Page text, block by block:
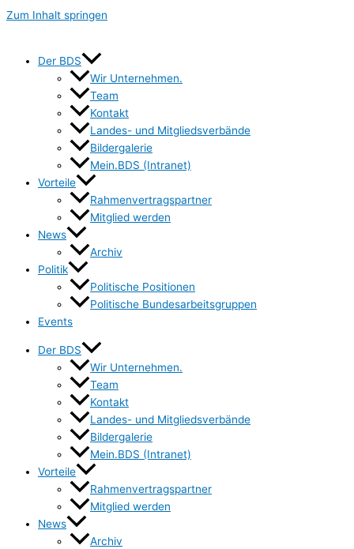
Zum Inhalt springen
Der BDS
Wir Unternehmen.
Team
Kontakt
Landes- und Mitgliedsverbände
Bildergalerie
Mein.BDS (Intranet)
Vorteile
Rahmenvertragspartner
Mitglied werden
News
Archiv
Politik
Politische Positionen
Politische Bundesarbeitsgruppen
Events
Der BDS
Wir Unternehmen.
Team
Kontakt
Landes- und Mitgliedsverbände
Bildergalerie
Mein.BDS (Intranet)
Vorteile
Rahmenvertragspartner
Mitglied werden
News
Archiv